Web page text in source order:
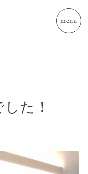
menu
た！